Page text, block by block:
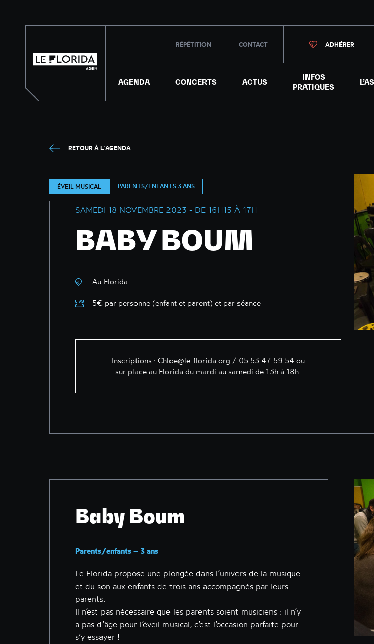
RÉPÉTITION CONTACT ADHÉRER
AGENDA CONCERTS ACTUS
INFOS
PRATIQUES
RETOUR À L'AGENDA
ÉVEIL MUSICAL PARENTS/ENFANTS 3 ANS
SAMEDI 18 NOVEMBRE 2023 - DE 16H15 À 17H
BABY BOUM
Au Florida
5€ par personne (enfant et parent) et par séance
Inscriptions : Chloe@le-florida.org / 05 53 47 59 54 ou
sur place au Florida du mardi au samedi de 13h à 18h.
Baby Boum
Parents/enfants – 3 ans
Le Florida propose une plongée dans l’univers de la musique
et du son aux enfants de trois ans accompagnés par leurs
parents.
Il n’est pas nécessaire que les parents soient musiciens : il n’y
a pas d’âge pour l’éveil musical, c’est l’occasion parfaite pour
s’y essayer !